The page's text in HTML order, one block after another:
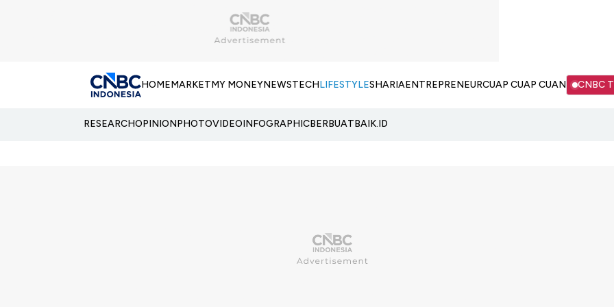
HOMEMARKETMY MONEYNEWSTECHLIFESTYLESHARIAENTREPRENEURCUAP CUAP CUAN CNBC
RESEARCHOPINIONPHOTOVIDEOINFOGRAPHICBERBUATBAIK.ID